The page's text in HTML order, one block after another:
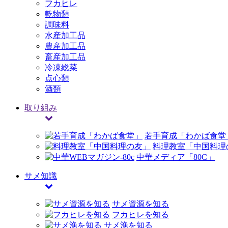
フカヒレ
乾物類
調味料
水産加工品
農産加工品
畜産加工品
冷凍総菜
点心類
酒類
取り組み
若手育成「わかば食堂
料理教室「中国料理
中華メディア「80C」
サメ知識
サメ資源を知る
フカヒレを知る
サメ漁を知る